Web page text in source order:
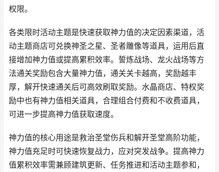
权限。
各类限时活动主题是快速获取神力值的决定因素渠道，活
动主题商店可兑换神圣之星、圣者雕像等道具，运用后直
接增加神力值或提高累积效率。誓炼战场、龙火战场等方
法通关奖励包含大量神力值，通关关卡越高，奖励越丰
厚，解开快速通关后可高效刷取奖励。水晶商店、特权奖
励中也有神力值相关道具，合理组合付费和不收费道具，
可进一步提高神力值获取速度。
神力值的核心用途是救治圣堂伤兵和解开圣堂高阶功能，
神力值充足时可快速恢复战力，应对突发战争。提高神力
值累积效率需兼顾建筑更新、任务推进和活动主题参和，